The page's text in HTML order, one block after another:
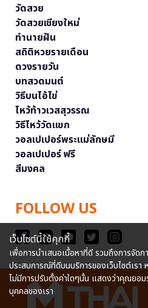
วัดสวย
วัดสวยเชียงใหม่
ทำนายฝัน
สถิติหวยรายเดือน
ดวงรายวัน
บทสวดมนต์
วิธีบนไอ้ไข่
ไหว้ท้าวเวสสุวรรณ
วิธีไหว้วัดแขก
วอลเปเปอร์พระแม่ลักษมี
วอลเปเปอร์ ฟรี
สีมงคล
FOLLOW US
เว็บไซต์นี้ใช้คุกกี้
เพื่อการนำเสนอเนื้อหาที่ดี รวมถึงการจัด
ประสบการณ์ที่ดีบนบริการของเว็บไซต์เรา
ไม่มีการปรับตั้งค่าใดๆนั้น แสดงว่าคุณยอ
บุคคลของเรา